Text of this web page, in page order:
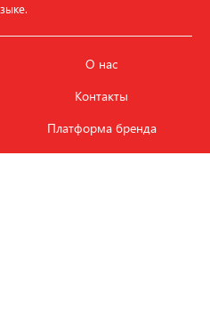
О нас
Контакты
Платформа бренда